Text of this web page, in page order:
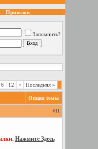
Призолов
Запомнить?
6 12 > Последняя»
Опции темы
#11
Нажмите Здесь